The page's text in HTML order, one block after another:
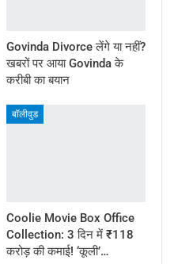
Govinda Divorce लेंगे या नहीं?
खबरों पर आया Govinda के
करीबी का बयान
बॉलीवुड
Coolie Movie Box Office
Collection: 3 दिन में ₹118
करोड़ की कमाई! ‘कूली’…